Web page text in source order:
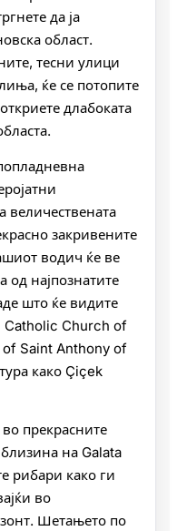
да ја
област.
тесни улици
ќе се потопите
длабоката
величествената
закривените
водич ќе ве
од најпознатите
што ќе видите
Catholic Church of
Saint Anthony of
како Çiçek
во прекрасните
на Galata
рибари како ги
во
Шетањето по